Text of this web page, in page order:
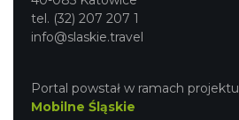
tel. (32) 207 207 1
info@slaskie.travel
Portal powstał w ramach projektu
Mobilne Śląskie